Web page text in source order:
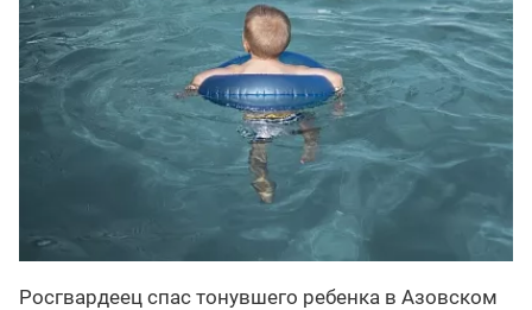
Росгвардеец спас тонувшего ребенка в Азовском